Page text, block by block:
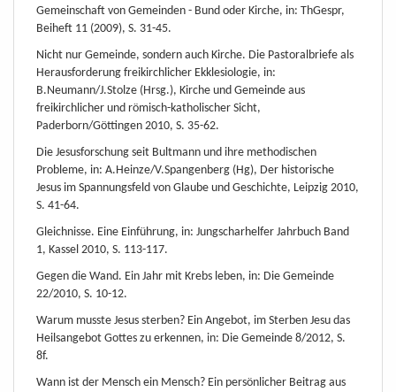
Gemeinschaft von Gemeinden - Bund oder Kirche, in: ThGespr,
Beiheft 11 (2009), S. 31-45.
Nicht nur Gemeinde, sondern auch Kirche. Die Pastoralbriefe als
Herausforderung freikirchlicher Ekklesiologie, in:
B.Neumann/J.Stolze (Hrsg.), Kirche und Gemeinde aus
freikirchlicher und römisch-katholischer Sicht,
Paderborn/Göttingen 2010, S. 35-62.
Die Jesusforschung seit Bultmann und ihre methodischen
Probleme, in: A.Heinze/V.Spangenberg (Hg), Der historische
Jesus im Spannungsfeld von Glaube und Geschichte, Leipzig 2010,
S. 41-64.
Gleichnisse. Eine Einführung, in: Jungscharhelfer Jahrbuch Band
1, Kassel 2010, S. 113-117.
Gegen die Wand. Ein Jahr mit Krebs leben, in: Die Gemeinde
22/2010, S. 10-12.
Warum musste Jesus sterben? Ein Angebot, im Sterben Jesu das
Heilsangebot Gottes zu erkennen, in: Die Gemeinde 8/2012, S.
8f.
Wann ist der Mensch ein Mensch? Ein persönlicher Beitrag aus